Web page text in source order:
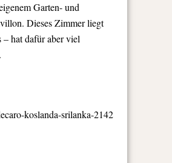
igenem Garten- und
Dieses Zimmer liegt
– hat dafür aber viel